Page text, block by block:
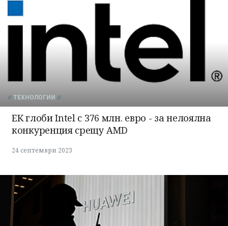
ТЕХНОЛОГИИ
ЕК глоби Intel с 376 млн. евро - за нелоялна
конкуренция срещу AMD
24 септември 2023